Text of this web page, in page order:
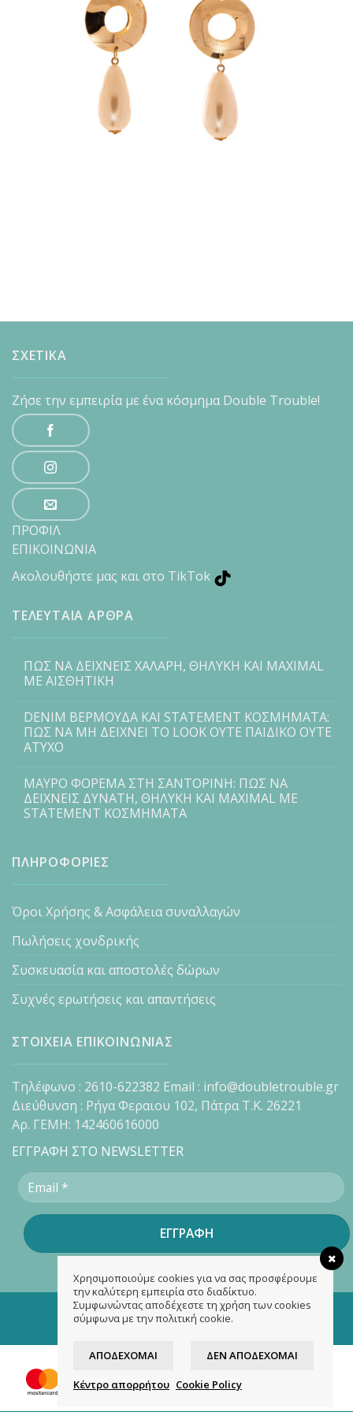
ΣΧΕΤΙΚΑ
Ζήσε την εμπειρία με ένα κόσμημα Double Trouble!
ΠΡΟΦΙΛ
ΕΠΙΚΟΙΝΩΝΙΑ
Ακολουθήστε μας και στο TikTok
ΤΕΛΕΥΤΑΙΑ ΑΡΘΡΑ
ΠΩΣ ΝΑ ΔΕΙΧΝΕΙΣ ΧΑΛΑΡΗ, ΘΗΛΥΚΗ ΚΑΙ MAXIMAL
ΜΕ ΑΙΣΘΗΤΙΚΗ
DENIM ΒΕΡΜΟΥΔΑ ΚΑΙ STATEMENT ΚΟΣΜΗΜΑΤΑ:
ΠΩΣ ΝΑ ΜΗ ΔΕΙΧΝΕΙ ΤΟ LOOK ΟΥΤΕ ΠΑΙΔΙΚΟ ΟΥΤΕ
ΑΤΥΧΟ
ΜΑΥΡΟ ΦΟΡΕΜΑ ΣΤΗ ΣΑΝΤΟΡΙΝΗ: ΠΩΣ ΝΑ
ΔΕΙΧΝΕΙΣ ΔΥΝΑΤΗ, ΘΗΛΥΚΗ ΚΑΙ MAXIMAL ΜΕ
STATEMENT ΚΟΣΜΗΜΑΤΑ
ΠΛΗΡΟΦΟΡΙΕΣ
Όροι Χρήσης & Ασφάλεια συναλλαγών
Πωλήσεις χονδρικής
Συσκευασία και αποστολές δώρων
Συχνές ερωτήσεις και απαντήσεις
ΣΤΟΙΧΕΙΑ ΕΠΙΚΟΙΝΩΝΙΑΣ
Τηλέφωνο : 2610-622382 Email : info@doubletrouble.gr
Διεύθυνση : Ρήγα Φεραιου 102, Πάτρα Τ.Κ. 26221
Αρ. ΓΕΜΗ: 142460616000
ΕΓΓΡΑΦΗ ΣΤΟ NEWSLETTER
Copyright 2026 ©doubletrouble.gr
Designed & developed by
Χρησιμοποιούμε cookies για να σας προσφέρουμε
την καλύτερη εμπειρία στο διαδίκτυο.
Συμφωνώντας αποδέχεστε τη χρήση των cookies
σύμφωνα με την πολιτική cookie.
ΑΠΟΔΈΧΟΜΑΙ ΔΕΝ ΑΠΟΔΈΧΟΜΑΙ
Κέντρο απορρήτου Cookie Policy